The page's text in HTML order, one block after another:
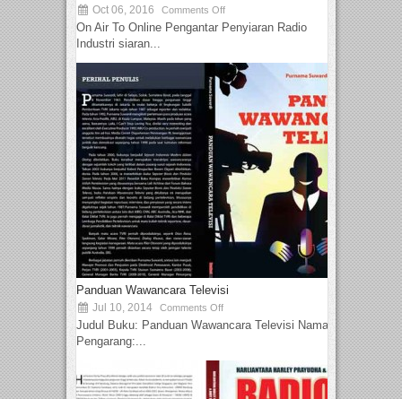
Oct 06, 2016 Comments Off
On Air To Online Pengantar Penyiaran Radio
Industri siaran...
Panduan Wawancara Televisi
Jul 10, 2014 Comments Off
Judul Buku: Panduan Wawancara Televisi Nama
Pengarang:...